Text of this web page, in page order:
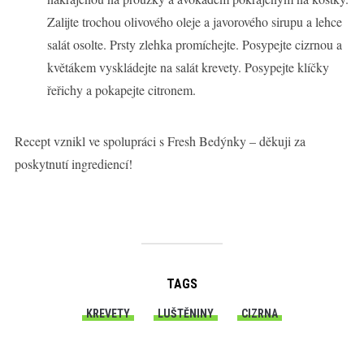
Zalijte trochou olivového oleje a javorového sirupu a lehce
salát osolte. Prsty zlehka promíchejte. Posypejte cizrnou a
květákem vyskládejte na salát krevety. Posypejte klíčky
řeřichy a pokapejte citronem.
Recept vznikl ve spolupráci s Fresh Bedýnky – děkuji za
poskytnutí ingrediencí!
TAGS
KREVETY LUŠTĚNINY CIZRNA